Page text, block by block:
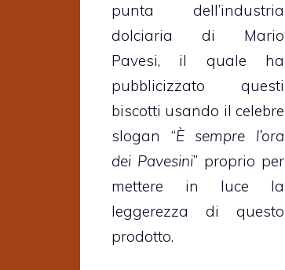
punta dell’industria
dolciaria di Mario
Pavesi, il quale ha
pubblicizzato questi
biscotti usando il celebre
slogan “È sempre l’ora
dei Pavesini” proprio per
mettere in luce la
leggerezza di questo
prodotto.